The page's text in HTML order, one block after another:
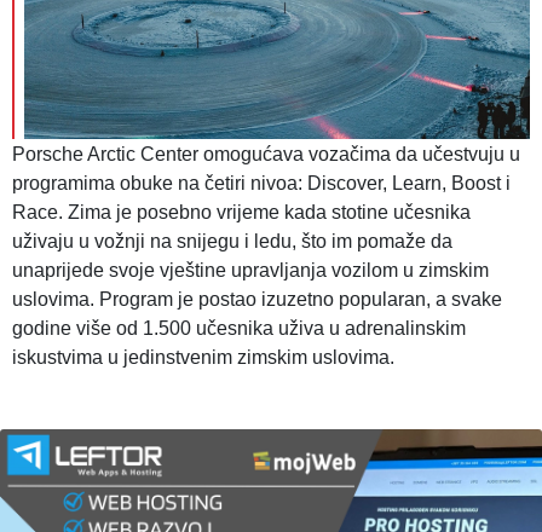
Porsche Arctic Center omogućava vozačima da učestvuju u
programima obuke na četiri nivoa: Discover, Learn, Boost i
Race. Zima je posebno vrijeme kada stotine učesnika
uživaju u vožnji na snijegu i ledu, što im pomaže da
unaprijede svoje vještine upravljanja vozilom u zimskim
uslovima. Program je postao izuzetno popularan, a svake
godine više od 1.500 učesnika uživa u adrenalinskim
iskustvima u jedinstvenim zimskim uslovima.